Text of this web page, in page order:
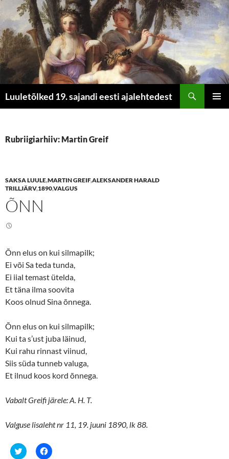
Luuletõlked 19. sajandi eesti ajalehtedest
Rubriigiarhiiv: Martin Greif
SAKSA LUULE,MARTIN GREIF,ALEKSANDER HARALD
TRILLJÄRV,1890,VALGUS
ÕNN
Õnn elus on kui silmapilk;
Ei või Sa teda tunda,
Ei iial temast ütelda,
Et täna ilma soovita
Koos olnud Sina õnnega.
Õnn elus on kui silmapilk;
Kui ta s’ust juba läinud,
Kui rahu rinnast viinud,
Siis süda tunneb valuga,
Et ilnud koos kord õnnega.
Vabalt Greifi järele: A. H. T.
Valguse lisaleht nr 11, 19. juuni 1890, lk 88.
C
l
C
l